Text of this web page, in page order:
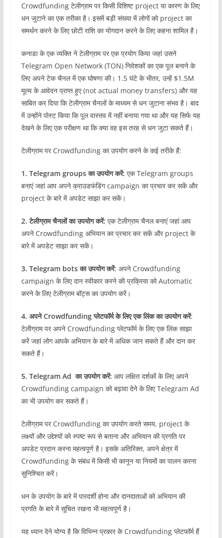
Crowdfunding टेलीग्राम पर किसी विशिष्ट project या कारण के लिए
धन जुटाने का एक तरीका है। इसमें बड़ी संख्या में लोगों को project का
समर्थन करने के लिए छोटी राशि का योगदान करने के लिए कहना शामिल है।
कनाडा के एक व्यक्ति ने टेलीग्राम पर एक प्रयोग किया जहां उसने
Telegram Open Network (TON) निवेशकों का एक पूल बनाने के
लिए अपने टेक चैनल में एक घोषणा की। 1.5 घंटे के भीतर, उन्हें $1.5M
मूल्य के आवेदन प्राप्त हुए (not actual money transfers) और यह
साबित कर दिया कि टेलीग्राम चैनलों के माध्यम से धन जुटाना संभव है। बाद
में उन्होंने पोस्ट किया कि पूल वास्तव में नहीं बनाया गया था और यह सिर्फ यह
देखने के लिए एक परीक्षण था कि क्या वह इस तरह से धन जुटा सकते हैं।
टेलीग्राम पर Crowdfunding का उपयोग करने के कई तरीके हैं:
1. Telegram groups का उपयोग करें: एक Telegram groups
बनाएं जहां आप अपने क्राउडफंडिंग campaign का प्रचार कर सकें और
project के बारे में अपडेट साझा कर सकें।
2. टेलीग्राम चैनलों का उपयोग करें: एक टेलीग्राम चैनल बनाएं जहां आप
अपने Crowdfunding अभियान का प्रचार कर सकें और project के
बारे में अपडेट साझा कर सकें।
3. Telegram bots का उपयोग करें: अपने Crowdfunding
campaign के लिए दान स्वीकार करने की प्रक्रिया को Automatic
करने के लिए टेलीग्राम बॉट्स का उपयोग करें।
4. अपने Crowdfunding प्लेटफॉर्म के लिए एक लिंक का उपयोग करें:
टेलीग्राम पर अपने Crowdfunding प्लेटफॉर्म के लिए एक लिंक साझा
करें जहां लोग आपके अभियान के बारे में अधिक जान सकते हैं और दान कर
सकते हैं।
5. Telegram Ad का उपयोग करें: आप लक्षित दर्शकों के लिए अपने
Crowdfunding campaign को बढ़ावा देने के लिए Telegram Ad
का भी उपयोग कर सकते हैं।
टेलीग्राम पर Crowdfunding का उपयोग करते समय, project के
लक्ष्यों और उद्देश्यों को स्पष्ट रूप से बताना और अभियान की प्रगति पर
अपडेट प्रदान करना महत्वपूर्ण है। इसके अतिरिक्त, अपने क्षेत्र में
Crowdfunding के संबंध में किसी भी कानून या नियमों का पालन करना
सुनिश्चित करें।
धन के उपयोग के बारे में पारदर्शी होना और दानदाताओं को अभियान की
प्रगति के बारे में सूचित रखना भी महत्वपूर्ण है।
यह ध्यान देने योग्य है कि विभिन्न प्रकार के Crowdfunding प्लेटफॉर्म हैं